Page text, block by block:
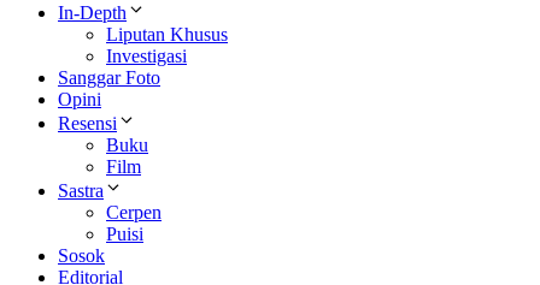
In-Depth
Liputan Khusus
Investigasi
Sanggar Foto
Opini
Resensi
Buku
Film
Sastra
Cerpen
Puisi
Sosok
Editorial